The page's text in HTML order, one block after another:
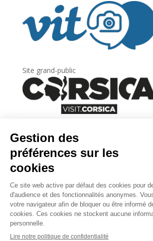
Site grand-public
Newsletter
Inscrivez-vous àla lettre d’information
l’Agence du tourisme de la Corse.